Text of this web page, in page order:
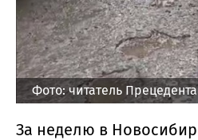
Фото: читатель Прецедента
За неделю в